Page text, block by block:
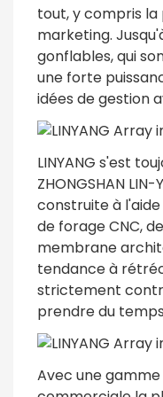
tout, y compris
marketing.
gonflables, qui
une forte
idées de gestion
LINYANG s'est
ZHONGSHAN
construite à
de forage CNC,
membrane
tendance à
strictement
prendre du
Avec une